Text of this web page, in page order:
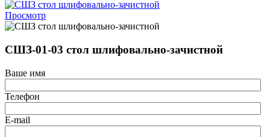
Просмотр
СШЗ-01-03 стол шлифовально-зачистной
Ваше имя
Телефон
E-mail